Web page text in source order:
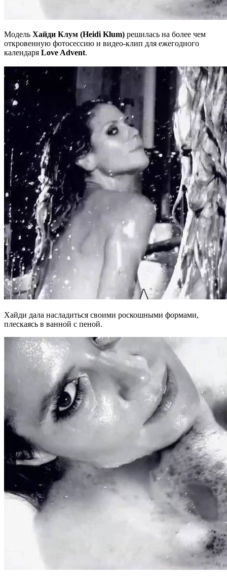
Модель Хайди Клум (Heidi Klum) решилась на более чем
откровенную фотосессию и видео-клип для ежегодного
календаря Love Advent.
Хайди дала насладиться своими роскошными формами,
плескаясь в ванной с пеной.